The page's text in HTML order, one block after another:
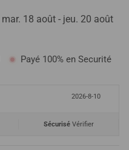
mar. 18 août - jeu. 20 août
Payé 100% en Securité
2026-8-10
SécuriséVérifier